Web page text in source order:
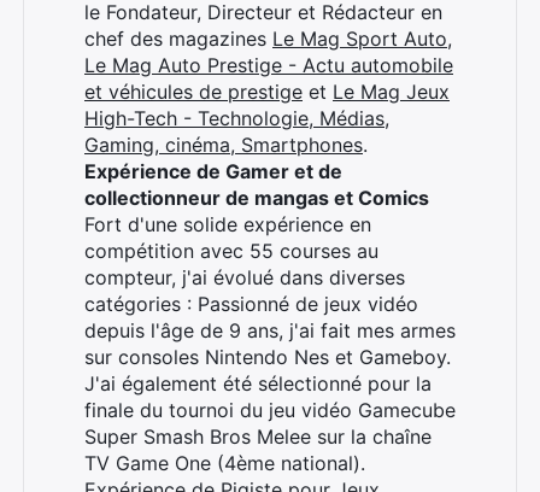
le Fondateur, Directeur et Rédacteur en
chef des magazines Le Mag Sport Auto,
Le Mag Auto Prestige - Actu automobile
et véhicules de prestige et Le Mag Jeux
High-Tech - Technologie, Médias,
Gaming, cinéma, Smartphones.
Expérience de Gamer et de
collectionneur de mangas et Comics
Fort d'une solide expérience en
compétition avec 55 courses au
compteur, j'ai évolué dans diverses
catégories : Passionné de jeux vidéo
depuis l'âge de 9 ans, j'ai fait mes armes
sur consoles Nintendo Nes et Gameboy.
J'ai également été sélectionné pour la
finale du tournoi du jeu vidéo Gamecube
Super Smash Bros Melee sur la chaîne
TV Game One (4ème national).